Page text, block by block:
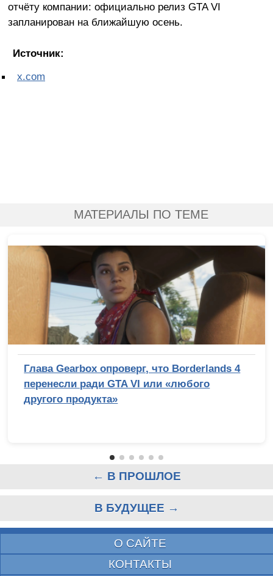
отчёту компании: официально релиз GTA VI
запланирован на ближайшую осень.
Источник:
x.com
МАТЕРИАЛЫ ПО ТЕМЕ
Глава Gearbox опроверг, что Borderlands 4
перенесли ради GTA VI или «любого
другого продукта»
← В ПРОШЛОЕ
В БУДУЩЕЕ →
О САЙТЕ
КОНТАКТЫ